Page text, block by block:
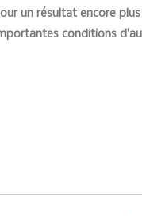
un résultat encore
conditions